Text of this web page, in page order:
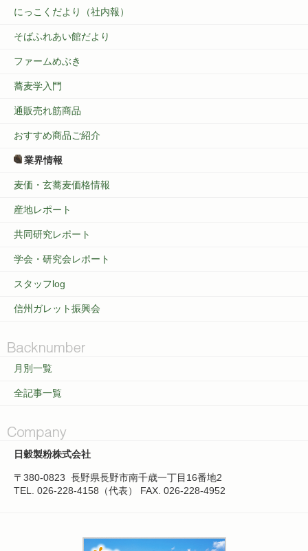
にっこくだより（社内報）
そばふれあい館だより
ファームめぶき
蕎麦学入門
通販売れ筋商品
おすすめ商品ご紹介
業界情報
麦価・玄蕎麦価格情報
産地レポート
共同研究レポート
学会・研究会レポート
スタッフlog
信州ガレット振興会
月別一覧
全記事一覧
日穀製粉株式会社
〒380-0823 長野県長野市南千歳一丁目16番地2
TEL. 026-228-4158（代表）
FAX. 026-228-4952